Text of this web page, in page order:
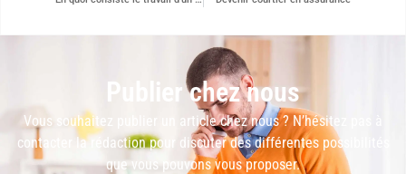
Publier chez nous
Vous souhaitez publier un article chez nous ? N’hésitez pas à
contacter la rédaction pour discuter des différentes possibilités
que vous pouvons vous proposer.